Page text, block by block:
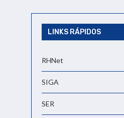
LINKS RÁPIDOS
RHNet
SIGA
SER